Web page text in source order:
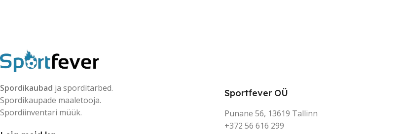
Spordikaubad ja sporditarbed.
Spordikaupade maaletooja.
Spordiinventari müük.
Sportfever OÜ
Punane 56, 13619 Tallinn
+372 56 616 299